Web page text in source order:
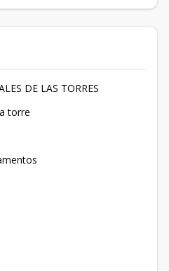
DE LAS TORRES
torre